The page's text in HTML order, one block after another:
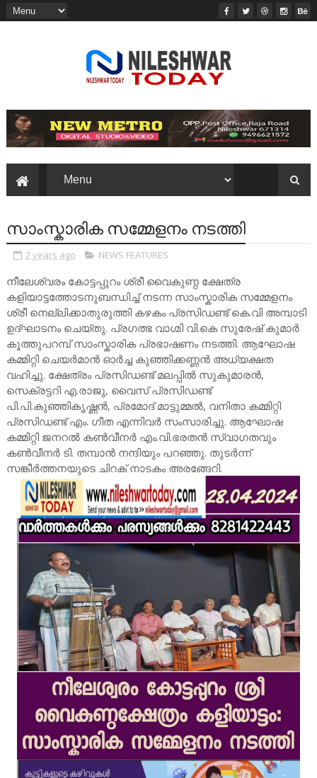
സാംസ്കാരിക സമ്മേളനം നടത്തി
2 years ago NEWS FEATURES
നീലേശ്വരം കോട്ടപ്പുറം ശ്രീ വൈകുണ്ഠ ക്ഷേത്ര
കളിയാട്ടത്തോടനുബന്ധിച്ച് നടന്ന സാംസ്കാരിക സമ്മേളനം
ശ്രീ നെല്ലിക്കാതുരുത്തി കഴകം പ്രസിഡണ്ട് കെ.വി അമ്പാടി
ഉദ്ഘാടനം ചെയ്തു. പ്രഗത്ഭ വാഗ്മി വി.കെ സുരേഷ് കുമാർ
കൂത്തുപറമ്പ് സാംസ്കാരിക പ്രഭാഷണം നടത്തി. ആഘോഷ
കമ്മിറ്റി ചെയർമാൻ ഓർച്ച കുഞ്ഞിക്കണ്ണൻ അധ്യക്ഷത
വഹിച്ചു. ക്ഷേത്രം പ്രസിഡണ്ട് മലപ്പിൽ സുകുമാരൻ,
സെക്രട്ടറി എ.രാജു, വൈസ് പ്രസിഡണ്ട്
പി.പി.കുഞ്ഞികൃഷ്ണൻ, പ്രമോദ് മാട്ടുമ്മൽ, വനിതാ കമ്മിറ്റി
പ്രസിഡണ്ട് എം. ഗീത എന്നിവർ സംസാരിച്ചു. ആഘോഷ
കമ്മിറ്റി ജനറൽ കൺവീനർ എം.വി.ഭരതൻ സ്വാഗതവും
കൺവീനർ ടി. തമ്പാൻ നന്ദിയും പറഞ്ഞു. തുടർന്ന്
സങ്കീർത്തനയുടെ ചിറക് നാടകം അരങ്ങേറി.